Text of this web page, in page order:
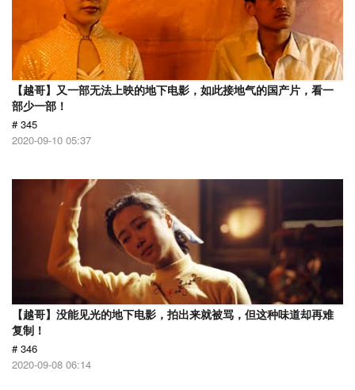
【越哥】又一部无法上映的地下电影，如此接地气的国产片，看一
部少一部！
# 345
2020-09-10 05:37
【越哥】没能见光的地下电影，拍出来就被骂，但这种味道却再难
复制！
# 346
2020-09-08 06:14